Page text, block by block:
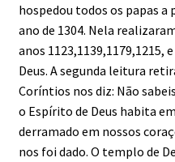
hospedou todos os papas
ano de 1304. Nela
anos 1123,1139,1179,1215,
Deus. A segunda leitura
Coríntios nos diz: Não
o Espírito de Deus habita
derramado em nossos
nos foi dado. O templo de